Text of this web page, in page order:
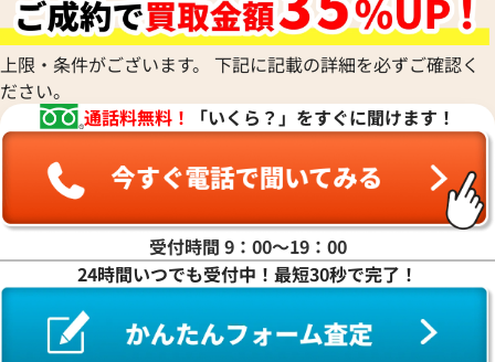
上限・条件がございます。 下記に記載の詳細を必ずご確認く
ださい。
通話料無料！
「いくら？」をすぐに聞けます！
受付時間 9：00〜19：00
24時間いつでも受付中！最短30秒で完了！